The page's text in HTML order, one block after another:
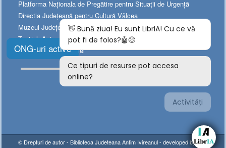
Platforma Naționala de Pregătire pentru Situații de Urgență
Directia Judeţeană pentru Cultură Vâlcea
Muzeul Judeţean de Istorie
Teatrul „Anton Pann”
Teatrul Municipal „Ariel”
ONG-uri active
© Drepturi de autor -Biblioteca Judeteana Antim Ivireanul- developed by